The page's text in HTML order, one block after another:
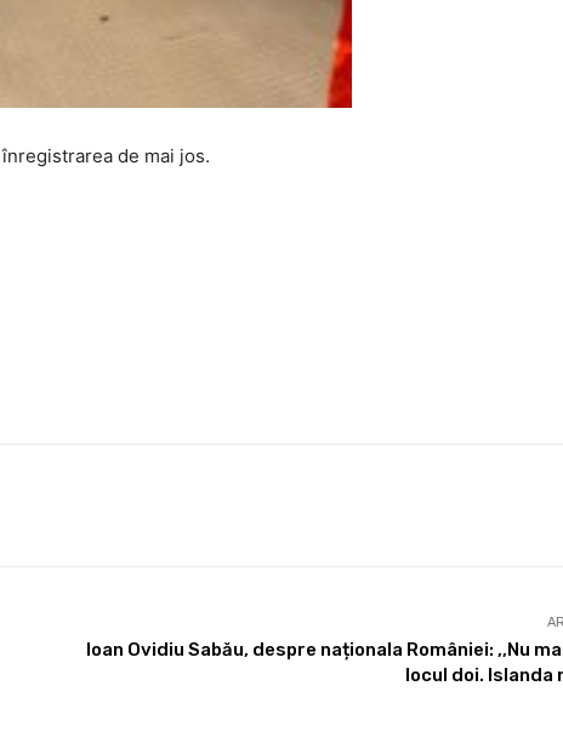
de mai jos.
Ioan Ovidiu Sabău, despre naționala României: ,,Nu
locul doi. Islanda